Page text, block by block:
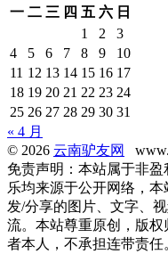
一 二 三 四 五 六 日
1
2
3
4
5 6 7 8 9
10
11 12 13 14 15 16 17
18 19 20 21 22 23 24
25 26 27 28 29 30 31
« 4 月
© 2026 云南驴友网
免责声明：本站属于非
乐均来源于公开网络，
发/分享的图片、文字、
流。本站尊重原创，版
者本人，不承担连带责任